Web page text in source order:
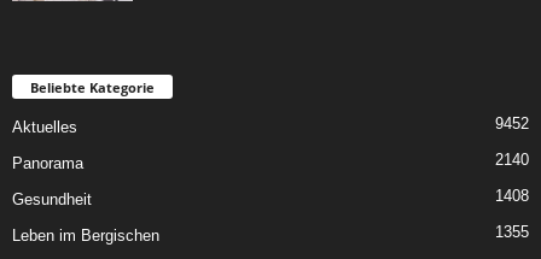
Beliebte Kategorie
Aktuelles 9452
Panorama 2140
Gesundheit 1408
Leben im Bergischen
1355